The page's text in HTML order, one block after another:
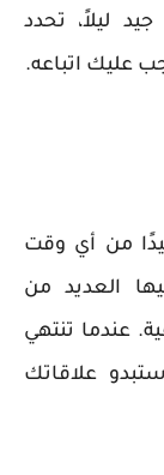
ليلاً، تحدد
عليك اتباعه.
من أي وقت
العديد من
عندما تنتهي
علاقاتك